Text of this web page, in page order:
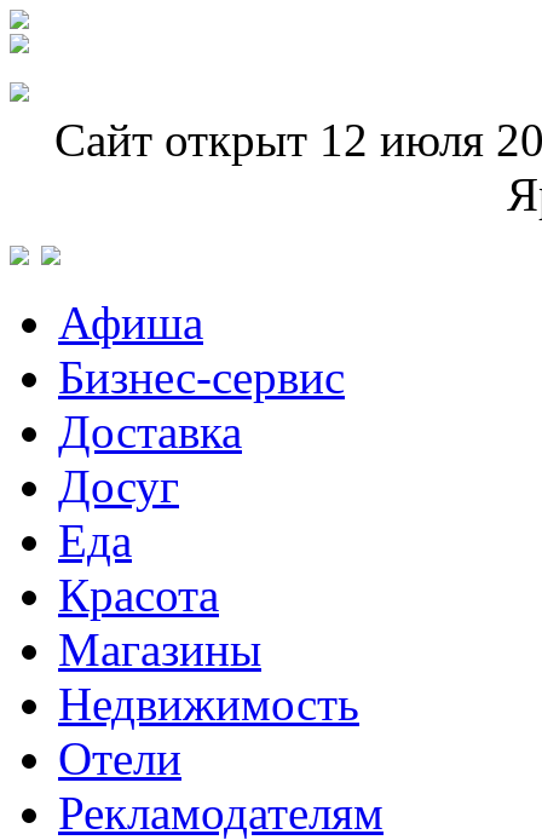
Сайт открыт 12 июля
Афиша
Бизнес-сервис
Доставка
Досуг
Еда
Красота
Магазины
Недвижимость
Отели
Рекламодателям